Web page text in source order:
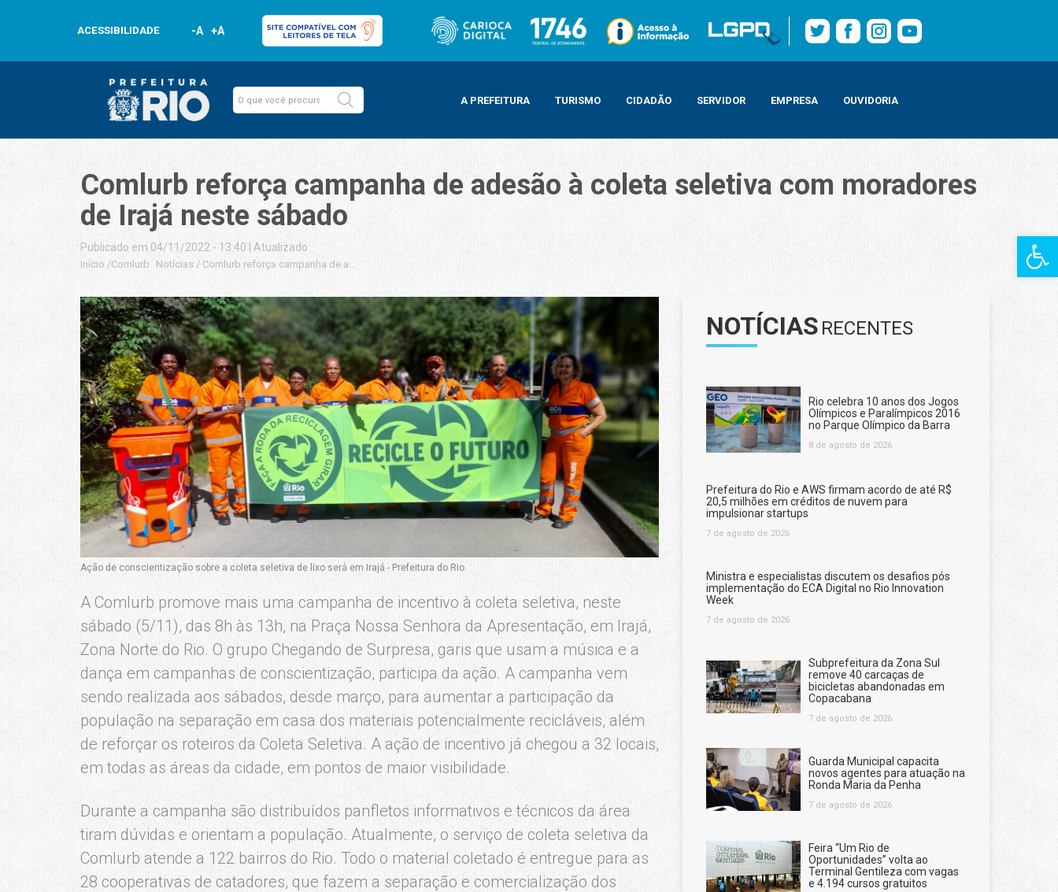
Barra de
ACESSIBILIDADE -A +A
A PREFEITURA TURISMO CIDADÃO SERVIDOR EMPRESA OUVIDORIA
Comlurb reforça campanha de adesão à coleta seletiva com moradores
de Irajá neste sábado
Publicado em 04/11/2022 - 13:40 Atualizado
Início /Comlurb Notícias / Comlurb reforça campanha de adesão à coleta seletiva com moradores de Irajá neste sábado
Ação de conscientização sobre a coleta seletiva de lixo será em Irajá - Prefeitura do Rio
A Comlurb promove mais uma campanha de incentivo à coleta seletiva, neste
sábado (5/11), das 8h às 13h, na Praça Nossa Senhora da Apresentação, em Irajá,
Zona Norte do Rio. O grupo Chegando de Surpresa, garis que usam a música e a
dança em campanhas de conscientização, participa da ação. A campanha vem
sendo realizada aos sábados, desde março, para aumentar a participação da
população na separação em casa dos materiais potencialmente recicláveis, além
de reforçar os roteiros da Coleta Seletiva. A ação de incentivo já chegou a 32 locais,
em todas as áreas da cidade, em pontos de maior visibilidade.
Durante a campanha são distribuídos panfletos informativos e técnicos da área
tiram dúvidas e orientam a população. Atualmente, o serviço de coleta seletiva da
Comlurb atende a 122 bairros do Rio. Todo o material coletado é entregue para as
28 cooperativas de catadores, que fazem a separação e comercialização dos
NOTÍCIAS RECENTES
Rio celebra 10 anos dos Jogos
Olímpicos e Paralímpicos 2016
no Parque Olímpico da Barra
8 de agosto de 2026
Prefeitura do Rio e AWS firmam acordo de até R$
20,5 milhões em créditos de nuvem para
impulsionar startups
7 de agosto de 2026
Ministra e especialistas discutem os desafios pós
implementação do ECA Digital no Rio Innovation
Week
7 de agosto de 2026
Subprefeitura da Zona Sul
remove 40 carcaças de
bicicletas abandonadas em
Copacabana
7 de agosto de 2026
Guarda Municipal capacita
novos agentes para atuação na
Ronda Maria da Penha
7 de agosto de 2026
Feira “Um Rio de
Oportunidades” volta ao
Terminal Gentileza com vagas
e 4.194 cursos gratuitos